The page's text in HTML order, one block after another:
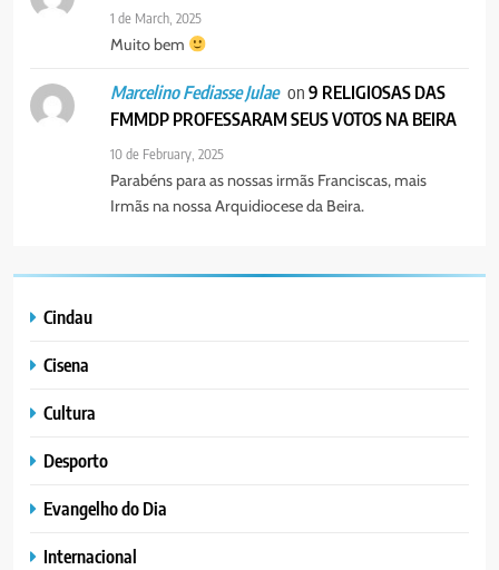
1 de March, 2025
Muito bem
Marcelino Fediasse Julae on9 RELIGIOSAS DAS
FMMDP PROFESSARAM SEUS VOTOS NA BEIRA
10 de February, 2025
Parabéns para as nossas irmãs Franciscas, mais
Irmãs na nossa Arquidiocese da Beira.
Cindau
Cisena
Cultura
Desporto
Evangelho do Dia
Internacional